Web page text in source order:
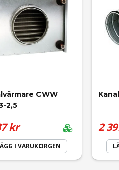
CWW
2,5
kr
I VARUKORGEN
2